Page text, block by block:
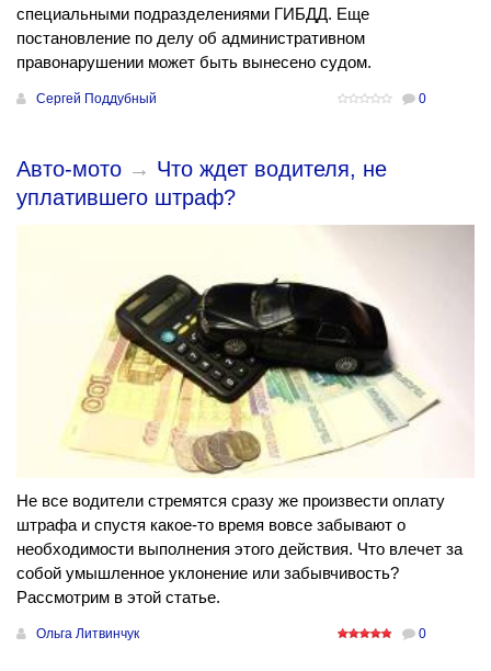
специальными подразделениями ГИБДД. Еще
постановление по делу об административном
правонарушении может быть вынесено судом.
Сергей Поддубный 0
Авто-мото → Что ждет водителя, не
уплатившего штраф?
Не все водители стремятся сразу же произвести оплату
штрафа и спустя какое-то время вовсе забывают о
необходимости выполнения этого действия. Что влечет за
собой умышленное уклонение или забывчивость?
Рассмотрим в этой статье.
Ольга Литвинчук 0